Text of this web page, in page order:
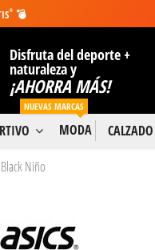
* 💣
Disfruta del deporte +
naturaleza y
¡AHORRA MÁS!
MODA
NUEVAS MARCAS
CALZADO
Niño